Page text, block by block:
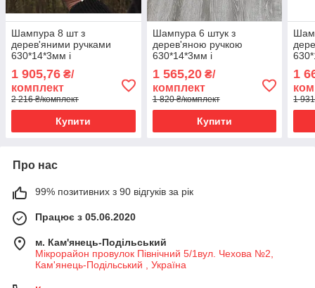
Шампура 8 шт з
дерев'яними ручками
630*14*3мм і
гравіюванням у коробці
тубус ручна робота
1 905,76 ₴/
комплект
2 216 ₴/комплект
Купити
Шампура 6 штук з
дерев'яною ручкою
630*14*3мм і
гравіюванням в стильній
коробці пенал
1 565,20₴/
комплект
1 820 ₴/комплект
Купити
1
1
Про нас
99% позитивних з 90 відгуків за рік
Працює з 05.06.2020
м. Кам'янець-Подільський
Мікрорайон провулок Північний 5/1вул. Чехова №2,
Кам'янець-Подільський , Україна